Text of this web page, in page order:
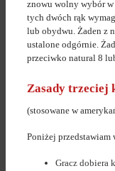
znowu wolny wybór
tych dwóch rąk
lub obydwu. Żaden z
ustalone odgórnie.
przeciwko natural 8
Zasady trzeciej
(stosowane w
Poniżej przedstawiam
Gracz dobiera